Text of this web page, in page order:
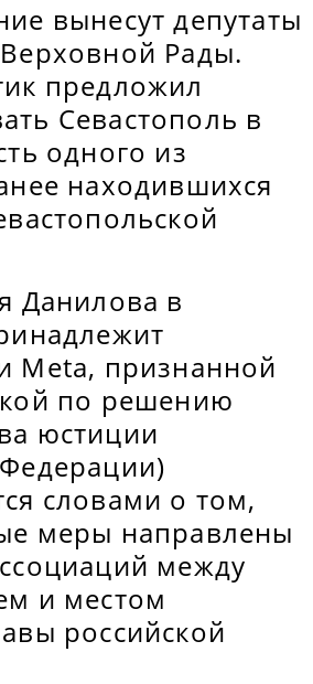
вынесут депутаты
Рады.
предложил
Севастополь в
одного из
находившихся
Данилова в
Meta, признанной
по решению
юстиции
словами о том,
меры направлены
между
и местом
российской